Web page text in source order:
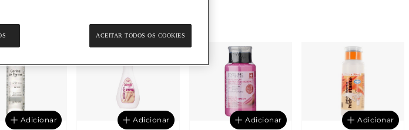
Adicionar Adicionar Adicionar Adicionar
ACEITAR TODOS OS COOKIES